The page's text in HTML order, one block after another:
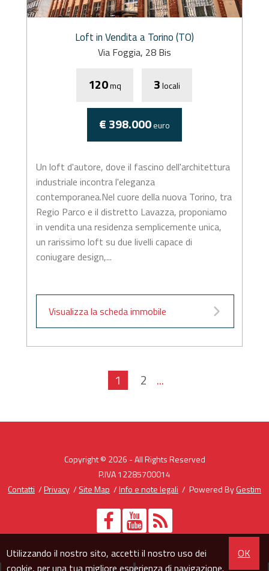
Loft in Vendita a Torino (TO)
Via Foggia, 28 Bis
120mq 3locali
€ 398.000euro
Un loft d'autore, dove il fascino dell'architettura
industriale incontra l'eleganza
contemporanea.Nel cuore della nuova Torino, tra
Regio Parco e il distretto Lavazza, proponiamo
in vendita una residenza semplicemente unica,
un rarissimo loft su due livelli capace di
coniugare design,...
Visualizza la scheda immobile
1 2 ...
Copyright © 2026 - All Rights Reserved
P.IVA 12285700014
Contatti /Privacy / Site Map /Info e note legali / Powered ByGestim
Utilizzando il nostro sito, accetti il nostro uso dei
cookie, per una tua migliore esperienza di navigazione.
OK